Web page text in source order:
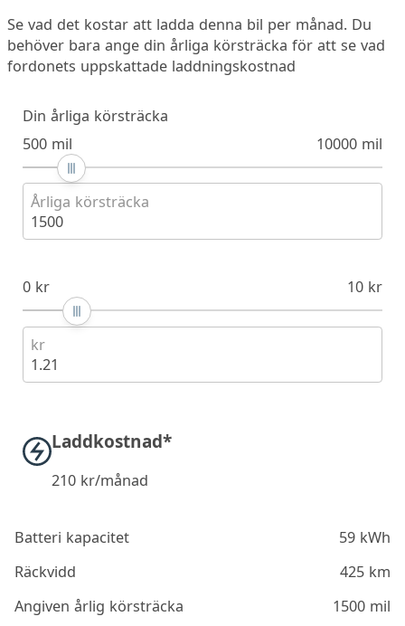
Se vad det kostar att ladda denna bil per månad. Du
behöver bara ange din årliga körsträcka för att se vad
fordonets uppskattade laddningskostnad
Din årliga körsträcka
500 mil
10000 mil
Årliga körsträcka
1500
0 kr 10 kr
kr
1.21
Laddkostnad*
210kr/månad
Batteri kapacitet
59 kWh
Räckvidd
425 km
Angiven årlig körsträcka
1500 mil